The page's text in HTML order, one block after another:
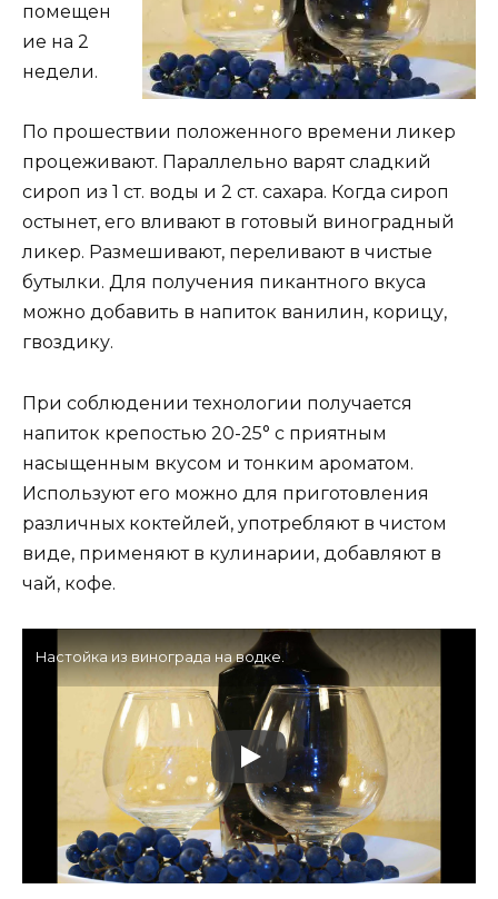
помещен
ие на 2
недели.
По прошествии положенного времени ликер
процеживают. Параллельно варят сладкий
сироп из 1 ст. воды и 2 ст. сахара. Когда сироп
остынет, его вливают в готовый виноградный
ликер. Размешивают, переливают в чистые
бутылки. Для получения пикантного вкуса
можно добавить в напиток ванилин, корицу,
гвоздику.
При соблюдении технологии получается
напиток крепостью 20-25° с приятным
насыщенным вкусом и тонким ароматом.
Используют его можно для приготовления
различных коктейлей, употребляют в чистом
виде, применяют в кулинарии, добавляют в
чай, кофе.
Настойка из винограда на водке.